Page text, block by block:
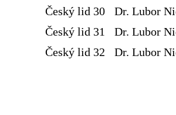
Český lid 30
Dr. Lubor
Český lid 31
Dr. Lubor
Český lid 32
Dr. Lubor